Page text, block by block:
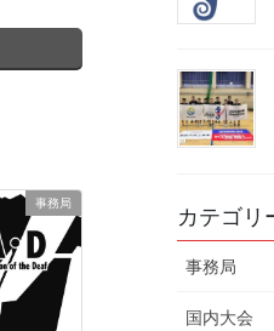
事務局
カテゴリ
事務局
国内大会